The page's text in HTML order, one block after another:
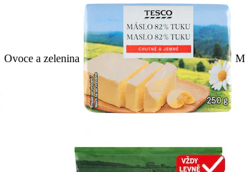
Ovoce a zelenina